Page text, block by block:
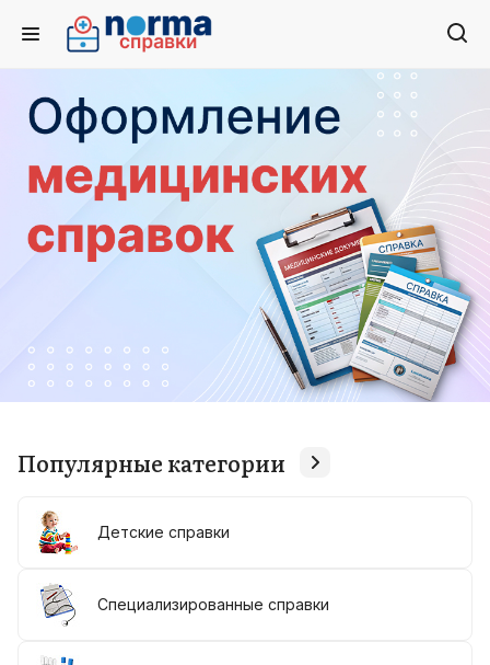
Популярные категории
Детские справки
Специализированные справки